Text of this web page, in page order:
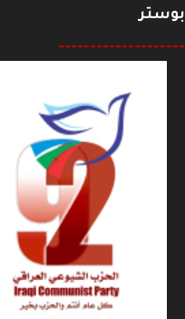
بوستر
--------------------